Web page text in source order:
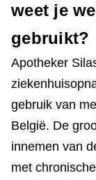
weet je
gebruikt?
Apotheker
gebruik van
België. De
innemen van
met